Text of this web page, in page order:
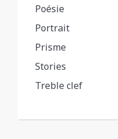
Poésie
Portrait
Prisme
Stories
Treble clef